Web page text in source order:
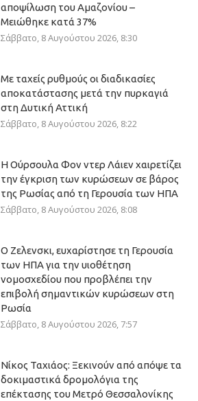
αποψίλωση του Αμαζονίου –
Μειώθηκε κατά 37%
Σάββατο, 8 Αυγούστου 2026, 8:30
Με ταχείς ρυθμούς οι διαδικασίες
αποκατάστασης μετά την πυρκαγιά
στη Δυτική Αττική
Σάββατο, 8 Αυγούστου 2026, 8:22
Η Ούρσουλα Φον ντερ Λάιεν χαιρετίζει
την έγκριση των κυρώσεων σε βάρος
της Ρωσίας από τη Γερουσία των ΗΠΑ
Σάββατο, 8 Αυγούστου 2026, 8:08
Ο Ζελενσκι, ευχαρίστησε τη Γερουσία
των ΗΠΑ για την υιοθέτηση
νομοσχεδίου που προβλέπει την
επιβολή σημαντικών κυρώσεων στη
Ρωσία
Σάββατο, 8 Αυγούστου 2026, 7:57
Νίκος Ταχιάος: Ξεκινούν από απόψε τα
δοκιμαστικά δρομολόγια της
επέκτασης του Μετρό Θεσσαλονίκης